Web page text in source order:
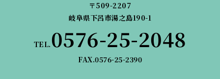
〒509-2207
岐阜県下呂市湯之島190-1
TEL.0576-25-2048
FAX.0576-25-2390